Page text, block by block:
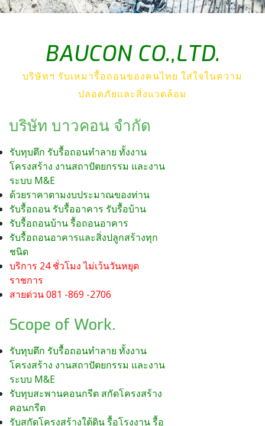
BAUCON CO.,LTD.
บริษัทฯ รับเหมารื้อถอนของคนไทย ใส่ใจในความ
ปลอดภัยและสิ่งแวดล้อม
บริษัท บาวคอน จำกัด
รับทุบตึก รับรื้อถอนทำลาย ทั้งงาน
โครงสร้าง งานสถาปัตยกรรม และงาน
ระบบ M&E
ด้วยราคาตามงบประมาณของท่าน
รับรื้อถอน รับรื้ออาคาร รับรื้อบ้าน
รับรื้อถอนบ้าน รื้อถอนอาคาร
รับรื้อถอนอาคารและสิ่งปลูกสร้างทุก
ชนิด
บริการ 24 ชั่วโมง ไม่เว้นวันหยุด
ราชการ
สายด่วน 081 -869 -2706
Scope of Work.
รับทุบตึก รับรื้อถอนทำลาย ทั้งงาน
โครงสร้าง งานสถาปัตยกรรม และงาน
ระบบ M&E
รับทุบสะพานคอนกรีต สกัดโครงสร้าง
คอนกรีต
รับสกัดโครงสร้างใต้ดิน รื้อโรงงาน รื้อ